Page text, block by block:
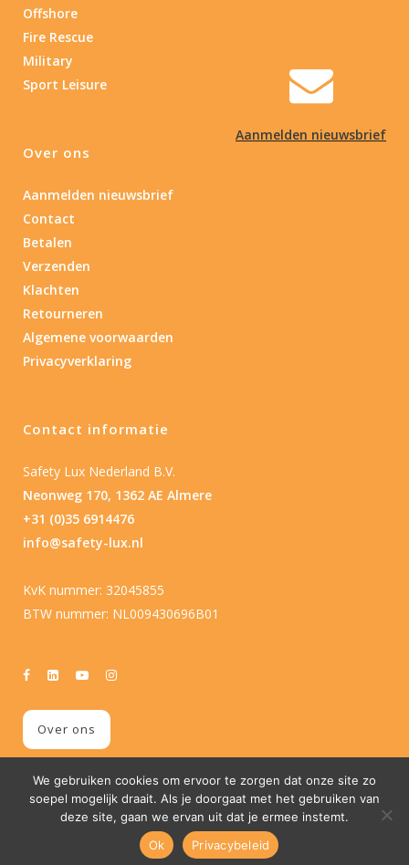
Aanmelden nieuwsbrief
Offshore
Fire Rescue
Military
Sport Leisure
Over ons
Aanmelden nieuwsbrief
Contact
Betalen
Verzenden
Klachten
Retourneren
Algemene voorwaarden
Privacyverklaring
Contact informatie
Safety Lux Nederland B.V.
Neonweg 170, 1362 AE Almere
+31 (0)35 6914476
info@safety-lux.nl
KvK nummer: 32045855
BTW nummer: NL009430696B01
Over ons
© Copyright2026 Safety Lux
We gebruiken cookies om ervoor te zorgen dat onze site zo
soepel mogelijk draait. Als je doorgaat met het gebruiken van
deze site, gaan we ervan uit dat je ermee instemt.
Ok
Privacybeleid